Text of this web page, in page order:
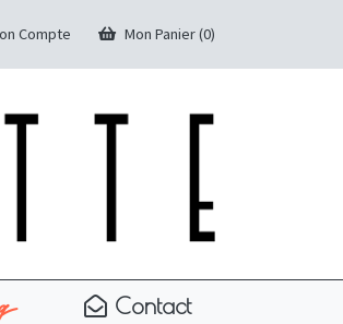
Compte Mon Panier (0)
Contact